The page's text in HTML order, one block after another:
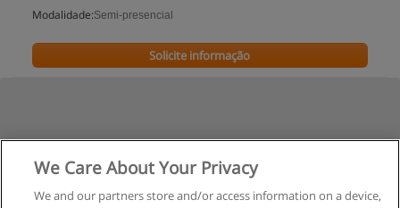
Modalidade:Semi-presencial
Solicite informação
We Care About Your Privacy
We and our partners store and/or access information on a device,